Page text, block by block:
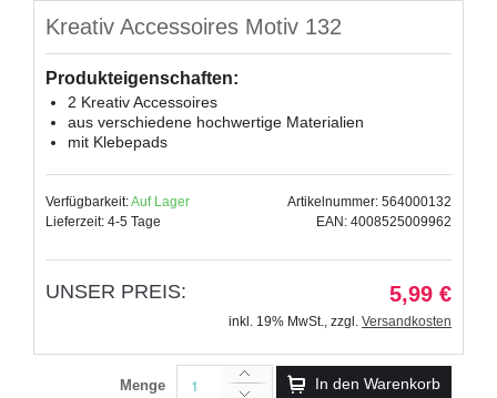
Kreativ Accessoires Motiv 132
Produkteigenschaften:
2 Kreativ Accessoires
aus verschiedene hochwertige Materialien
mit Klebepads
Verfügbarkeit:Auf Lager
Lieferzeit: 4-5 Tage
Artikelnummer: 564000132
EAN: 4008525009962
UNSER PREIS: 5,99 €
inkl. 19% MwSt., zzgl. Versandkosten
Menge In den Warenkorb